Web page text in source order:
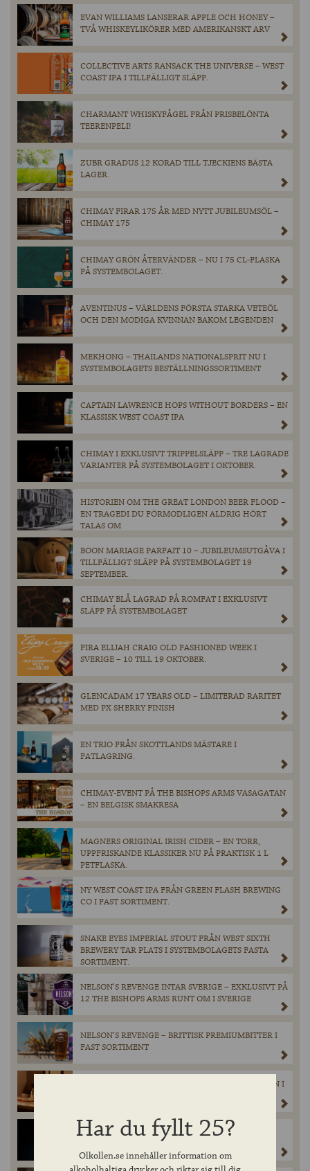
EVAN WILLIAMS LANSERAR APPLE OCH HONEY –
TVÅ WHISKEYLIKÖRER MED AMERIKANSKT ARV
COLLECTIVE ARTS RANSACK THE UNIVERSE – WEST
COAST IPA I TILLFÄLLIGT SLÄPP.
CHARMANT WHISKYFÅGEL FRÅN PRISBELÖNTA
TEERENPELI!
ZUBR GRADUS 12 KORAD TILL TJECKIENS BÄSTA
LAGER.
CHIMAY FIRAR 175 ÅR MED NYTT JUBILEUMSÖL –
CHIMAY 175
CHIMAY GRÖN ÅTERVÄNDER – NU I 75 CL-FLASKA
PÅ SYSTEMBOLAGET.
AVENTINUS – VÄRLDENS FÖRSTA STARKA VETEÖL
OCH DEN MODIGA KVINNAN BAKOM LEGENDEN
MEKHONG – THAILANDS NATIONALSPRIT NU I
SYSTEMBOLAGETS BESTÄLLNINGSSORTIMENT
CAPTAIN LAWRENCE HOPS WITHOUT BORDERS – EN
KLASSISK WEST COAST IPA
CHIMAY I EXKLUSIVT TRIPPELSLÄPP – TRE LAGRADE
VARIANTER PÅ SYSTEMBOLAGET I OKTOBER.
HISTORIEN OM THE GREAT LONDON BEER FLOOD –
EN TRAGEDI DU FÖRMODLIGEN ALDRIG HÖRT
TALAS OM
BOON MARIAGE PARFAIT 10 – JUBILEUMSUTGÅVA I
TILLFÄLLIGT SLÄPP PÅ SYSTEMBOLAGET 19
SEPTEMBER.
CHIMAY BLÅ LAGRAD PÅ ROMFAT I EXKLUSIVT
SLÄPP PÅ SYSTEMBOLAGET
FIRA ELIJAH CRAIG OLD FASHIONED WEEK I
SVERIGE – 10 TILL 19 OKTOBER.
GLENCADAM 17 YEARS OLD – LIMITERAD RARITET
MED PX SHERRY FINISH
EN TRIO FRÅN SKOTTLANDS MÄSTARE I
FATLAGRING.
CHIMAY-EVENT PÅ THE BISHOPS ARMS VASAGATAN
– EN BELGISK SMAKRESA
MAGNERS ORIGINAL IRISH CIDER – EN TORR,
UPPFRISKANDE KLASSIKER NU PÅ PRAKTISK 1 L
PETFLASKA.
NY WEST COAST IPA FRÅN GREEN FLASH BREWING
CO I FAST SORTIMENT.
SNAKE EYES IMPERIAL STOUT FRÅN WEST SIXTH
BREWERY TAR PLATS I SYSTEMBOLAGETS FASTA
SORTIMENT.
NELSON’S REVENGE INTAR SVERIGE – EXKLUSIVT PÅ
12 THE BISHOPS ARMS RUNT OM I SVERIGE
NELSON’S REVENGE – BRITTISK PREMIUMBITTER I
FAST SORTIMENT
EN TRIPPEL TEQUILA FRÅN LUNAZUL – ÄNTLIGEN I
EXKLUSIV LANSERING FRÅN HEAVEN HILL: 300
FLASKOR ELIJAH CRAIG BARREL PROOF TILL
SVERIGE
Har du fyllt 25?
Olkollen.se innehåller information om